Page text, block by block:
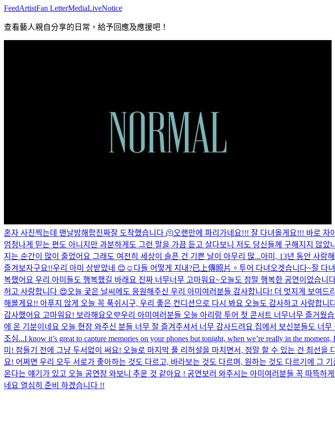
FeedArtistFan LetterMediaLiveNotice
查看藝人親自分享的日常，給予回應及應援吧！
혼자 사진찍는데 맨날방해함진짜잘 도착했습니다 🫠오랜만에 파리가네요!!! 잘 다녀올게요!!! 바로 자
엄청나게 믿는 편도 아니지만 과분하게도 그런 말을 가끔 듣고 살다보니 저도 당신들께 구해지지 않
지는 순간이 많이 줄었어요 그래도 여전히 세상이 슬픈 건 기쁜 날이 아무리 많...아미, 13년 동안 사랑
즐겨보자구요!!우리 아미 상받았네 😊☺️ 다들 어떻게 지내?已上傳照片。 투어 다녀오겟습니다~잘 다
복했어요 우리 아미들도 행복했길 바래요 진짜 너무너무 고마워요~오늘도 정말 행복한 공연이었습니
허고 사랑합니다 😍오늘 궂은 날씨에도 응원해주신 우리 아미여러분들 감사합니다! 더 멋지게 보여
해볼게요!! 아푸지 않게 오늘 꼭 푹쉬시구, 우리 좋은 컨디션으로 다시 봐요 오늘도 감사하고 사랑합니
감사했어요 고마워요! 보라해요오💜우리 아미여러분들 오늘 아리랑 투어 첫 콘서트 너무너무 즐거웠
에 온 기분이네요 오늘 현장 와주신 분들 너무 잘 즐겨주셔서 너무 감사드려요 집에서 보신분들도 너
조심...I know it’s great to capture memories on your phones but tonight, when we’re really in the
미! 잠들기 전에 그냥 두서없이 써요! 오늘로 마지막 풀 리허설을 마치면서, 정말 할 수 있는 건 최선
요! 어쩌면 우리 모두 서로가 좋아하는 것도 다르고, 바라보는 것도 다르며, 원하는 것도 다르기에 그
온다는 얘기가 있고 오늘 공연장 와보니 추운 것 같아요 ! 공연보러 와주시는 아미여러분들 꼭 따뜩
네요 열심히 준비 하겠습니다 !!